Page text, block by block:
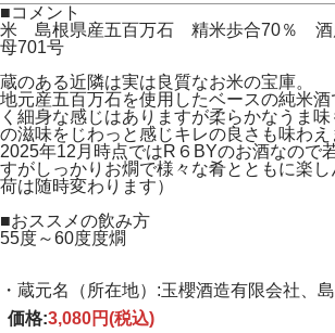
■コメント
米 島根県産五百万石 精米歩合70％
母701号
蔵のある近隣は実は良質なお米の宝庫。
地元産五百万石を使用したベースの純米
く細身な感じはありますが柔らかなうま
の滋味をじわっと感じキレの良さも味わえ
2025年12月時点ではR６BYのお酒なので
すがしっかりお燗で様々な肴とともに楽
荷は随時変わります）
■おススメの飲み方
55度～60度度燗
・蔵元名（所在地）:玉櫻酒造有限会社、
価格:3,080円(税込)